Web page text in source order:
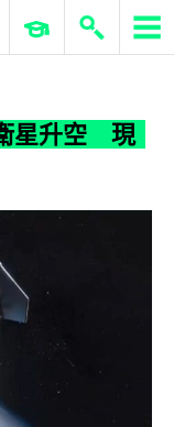
ERP 與商業 AI
星升空 現